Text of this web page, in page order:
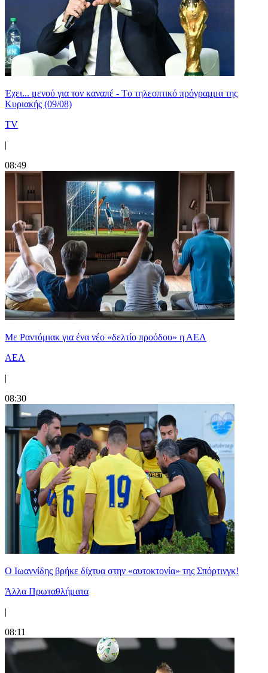
Έχει... μενού για τον καναπέ - Tο τηλεοπτικό πρόγραμμα της
Κυριακής (09/08)
TV
|
08:49
Με Ραντόμιακ για ένα νέο «δελτίο προόδου» η ΑΕΛ
ΑΕΛ
|
08:30
Ο Ιωαννίδης βρήκε δίχτυα στην «αυτοκτονία» της Σπόρτινγκ!
Άλλα Πρωταθλήματα
|
08:11